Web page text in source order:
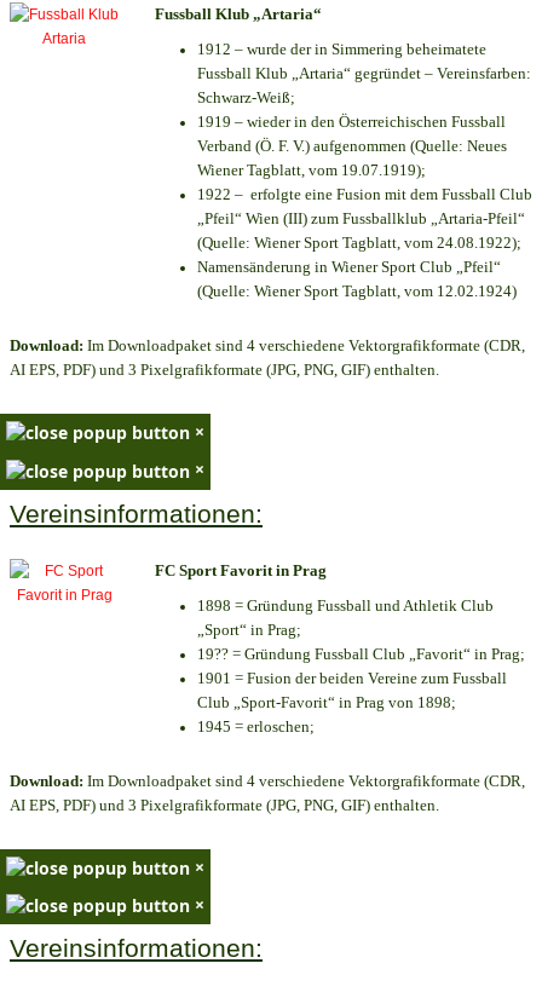
Fussball Klub „Artaria“
1912 – wurde der in Simmering beheimatete
Fussball Klub „Artaria“ gegründet – Vereinsfarben:
Schwarz-Weiß;
1919 – wieder in den Österreichischen Fussball
Verband (Ö. F. V.) aufgenommen (Quelle: Neues
Wiener Tagblatt, vom 19.07.1919);
1922 – erfolgte eine Fusion mit dem Fussball Club
„Pfeil“ Wien (III) zum Fussballklub „Artaria-Pfeil“
(Quelle: Wiener Sport Tagblatt, vom 24.08.1922);
Namensänderung in Wiener Sport Club „Pfeil“
(Quelle: Wiener Sport Tagblatt, vom 12.02.1924)
Download: Im Downloadpaket sind 4 verschiedene Vektorgrafikformate (CDR,
AI EPS, PDF) und 3 Pixelgrafikformate (JPG, PNG, GIF) enthalten.
×
×
Vereinsinformationen:
FC Sport Favorit in Prag
1898 = Gründung Fussball und Athletik Club
„Sport“ in Prag;
19?? = Gründung Fussball Club „Favorit“ in Prag;
1901 = Fusion der beiden Vereine zum Fussball
Club „Sport-Favorit“ in Prag von 1898;
1945 = erloschen;
Download: Im Downloadpaket sind 4 verschiedene Vektorgrafikformate (CDR,
AI EPS, PDF) und 3 Pixelgrafikformate (JPG, PNG, GIF) enthalten.
×
×
Vereinsinformationen: